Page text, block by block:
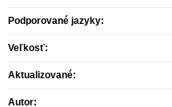
Podporované jazyky:
Veľkosť:
Aktualizované:
Autor: